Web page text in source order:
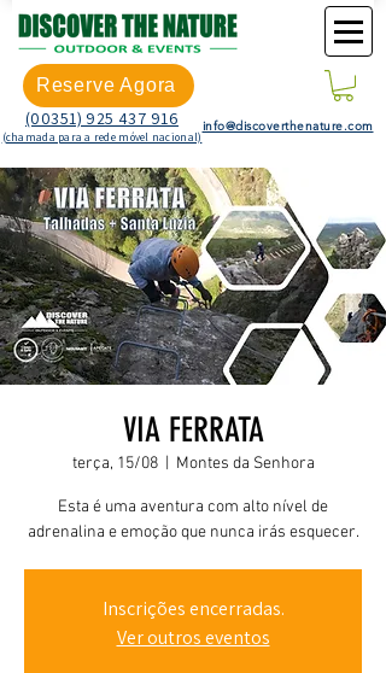
Reserve Agora
(00351) 925 437 916
(chamada para a rede móvel nacional)
info@discoverthenature.com
VIA FERRATA
terça, 15/08
  |
Montes da Senhora
Esta é uma aventura com alto nível de
adrenalina e emoção que nunca irás esquecer.
Inscrições encerradas.
Ver outros eventos